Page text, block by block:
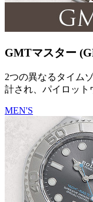
GMTマスター
2つの異なるタイム
計され、パイロット
MEN'S